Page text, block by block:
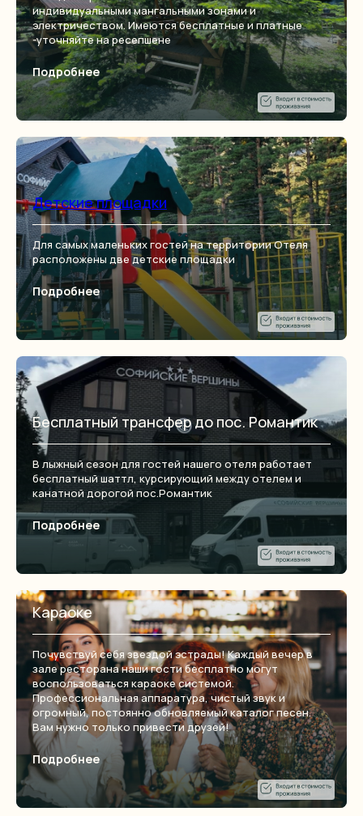
индивидуальными мангальными зонами и
электричеством. Имеются бесплатные и платные
-уточняйте на ресепшене
Подробнее
Детские площадки
Для самых маленьких гостей на территории Отеля
расположены две детские площадки
Подробнее
Бесплатный трансфер до пос. Романтик
В лыжный сезон для гостей нашего отеля работает
бесплатный шаттл, курсирующий между отелем и
канатной дорогой пос.Романтик
Подробнее
Караоке
Почувствуй себя звездой эстрады! Каждый вечер в
зале ресторана наши гости бесплатно могут
воспользоваться караоке системой.
Профессиональная аппаратура, чистый звук и
огромный, постоянно обновляемый каталог песен.
Вам нужно только привести друзей!
Подробнее
WhatsApp
Max
Telegram
Создание сайта: ЕдисонГруп
Политика обработки персональных данных
© Софийские Вершины – 2021
ОСТАВЬТЕ ВАШИ КОНТАКТЫ
И МЫ ПЕРЕЗВОНИМ ВАМ
Заказать обратный звонок